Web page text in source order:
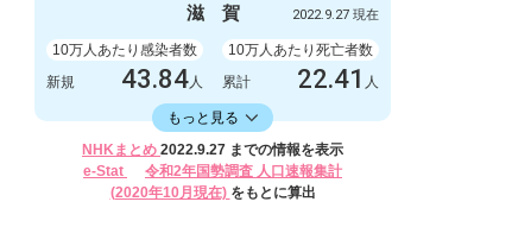
426人
新規
0人
累計
219788人 累計 522人
滋 賀 2022.9.27 現在
10万人あたり感染者数
新規
43.84人
10万人あたり死亡者数
累計
22.41 人
もっと見る
16406.17人
感染者数
620人
死亡者数
新規
232024
NHKまとめ 2022.9.27 までの情報を表示
e-Stat
令和2年国勢調査 人口速報集計
(2020年10月現在) をもとに算出